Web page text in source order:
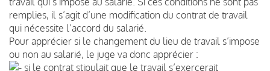
remplies, il s’agit d’une modification du contrat de travail
qui nécessite l’accord du salarié.
Pour apprécier si le changement du lieu de travail s’impose
ou non au salarié, le juge va donc apprécier :
si le contrat stipulait que le travail s’exercerait